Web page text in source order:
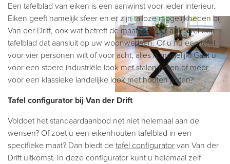
Een tafelblad van eiken is een aanwinst voor ieder interieur.
Eiken geeft namelijk sfeer en er zijn talloze mogelijkheden bij
Van der Drift, ook wat betreft de maat. Zo is er altijd wel een
tafelblad dat aansluit op uw woonwensen. Of u nu een tafel
voor vier personen wilt of voor acht, alles is mogelijk. Gaat u
voor een stoere industriële look met stalen poten of meer
voor een klassieke landelijke look met houten poten?
Tafel configurator bij Van der Drift
Voldoet het standaardaanbod net niet helemaal aan de
wensen? Of zoet u een eikenhouten tafelblad in een
specifieke maat? Dan biedt de tafel configurator van Van der
Drift uitkomst. In deze configurator kunt u helemaal zelf